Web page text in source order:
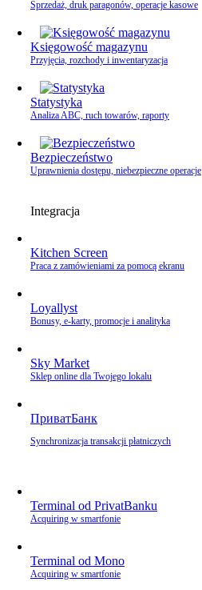
Sprzedaż, druk paragonów, operacje kasowe
Księgowość magazynu
Przyjęcia, rozchody i inwentaryzacja
Statystyka
Analiza ABC, ruch towarów, raporty
Bezpieczeństwo
Uprawnienia dostępu, niebezpieczne operacje
Integracja
Kitchen Screen
Praca z zamówieniami za pomocą ekranu
Loyallyst
Bonusy, e‑karty, promocje i analityka
Sky Market
Sklep online dla Twojego lokalu
ПриватБанк
Synchronizacja transakcji płatniczych
Terminal od PrivatBanku
Acquiring w smartfonie
Terminal od Mono
Acquiring w smartfonie